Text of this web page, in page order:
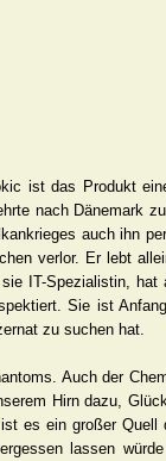
ist das Produkt
nach Dänemark
auch ihn
verlor. Er lebt
IT-Spezialistin, hat
Sie ist
zu suchen hat.
Auch der
Hirn dazu,
es ein großer
lassen